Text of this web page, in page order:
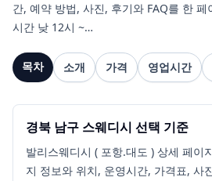
간, 예약 방법, 사진, 후기와 FAQ를 한
시간 낮 12시 ~…
목차 소개 가격 영업시간
경북 남구 스웨디시 선택 기준
발리스웨디시 ( 포항.대도 ) 상세 페이
지 정보와 위치, 운영시간, 가격표, 사